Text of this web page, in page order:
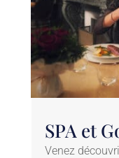
SPA et
Venez